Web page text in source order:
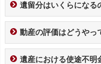
遺留分はいくらになる
動産の評価はどうやっ
遺産における使途不明